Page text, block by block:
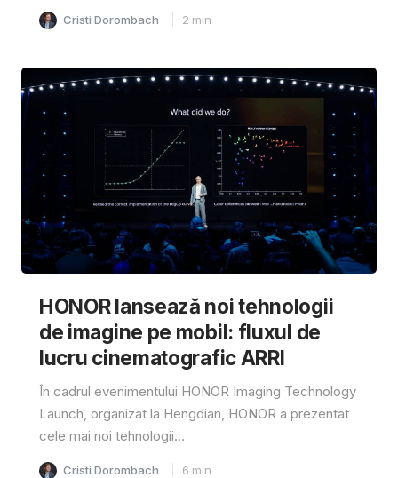
Cristi Dorombach 2 min
HONOR lansează noi tehnologii
de imagine pe mobil: fluxul de
lucru cinematografic ARRI
În cadrul evenimentului HONOR Imaging Technology
Launch, organizat la Hengdian, HONOR a prezentat
cele mai noi tehnologii...
Cristi Dorombach 6 min